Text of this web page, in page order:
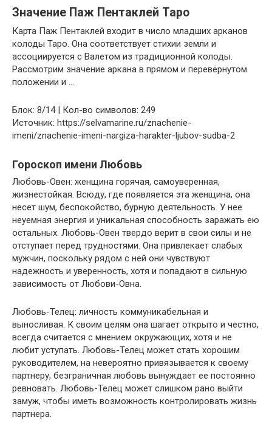
Значение Паж Пентаклей Таро
Карта Паж Пентаклей входит в число младших арканов
колоды Таро. Она соответствует стихии земли и
ассоциируется с Валетом из традиционной колоды.
Рассмотрим значение аркана в прямом и перевёрнутом
положении и …
Блок: 8/14 | Кол-во символов: 249
Источник: https://selvamarine.ru/znachenie-
imeni/znachenie-imeni-nargiza-harakter-ljubov-sudba-2
Гороскоп имени Любовь
Любовь-Овен: женщина горячая, самоуверенная,
жизнестойкая. Всюду, где появляется эта женщина, она
несет шум, беспокойство, бурную деятельность. У нее
неуемная энергия и уникальная способность заражать ею
остальных. Любовь-Овен твердо верит в свои силы и не
отступает перед трудностями. Она привлекает слабых
мужчин, поскольку рядом с ней они чувствуют
надежность и уверенность, хотя и попадают в сильную
зависимость от Любови-Овна.
Любовь-Телец: личность коммуникабельная и
выносливая. К своим целям она шагает открыто и честно,
всегда считается с мнением окружающих, хотя и не
любит уступать. Любовь-Телец может стать хорошим
руководителем, на невероятно привязывается к своему
партнеру, безграничная любовь вынуждает ее постоянно
ревновать. Любовь-Телец может слишком рано выйти
замуж, чтобы иметь возможность контролировать жизнь
партнера.